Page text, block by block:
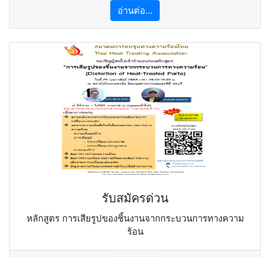
อ่านต่อ...
รับสมัครด่วน
หลักสูตร การเสียรูปของชิ้นงานจากกระบวนการทางความ
ร้อน